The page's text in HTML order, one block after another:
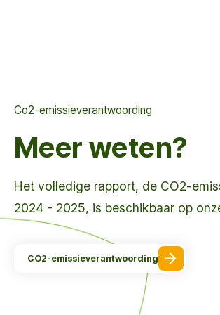
Co2-emissieverantwoording
Meer weten?
Het volledige rapport, de CO2-
2024 - 2025, is beschikbaar op
CO2-emissieverantwoording